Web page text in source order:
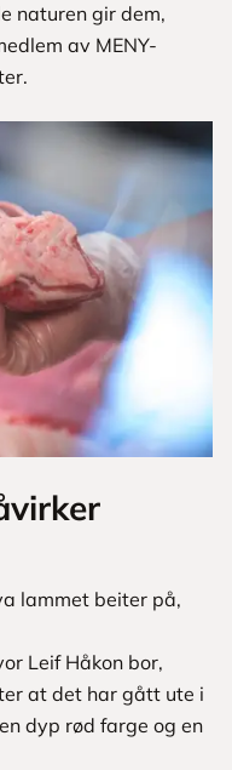
naturen gir dem,
av MENY-
lammet beiter på,
Leif Håkon bor,
at det har gått ute i
dyp rød farge og en